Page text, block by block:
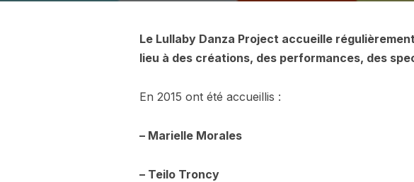
Le Lullaby Danza Project accueille
lieu à des créations, des performances, des
En 2015 ont été accueillis :
– Marielle Morales
– Teilo Troncy